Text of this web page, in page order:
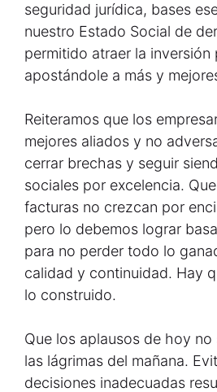
seguridad jurídica, bases
nuestro Estado Social de
permitido atraer la inversión
apostándole a más y
Reiteramos que los
mejores aliados y no
cerrar brechas y seguir
sociales por excelencia.
facturas no crezcan por
pero lo debemos lograr
para no perder todo lo
calidad y continuidad. Hay
lo construido.
Que los aplausos de hoy
las lágrimas del mañana.
decisiones inadecuadas